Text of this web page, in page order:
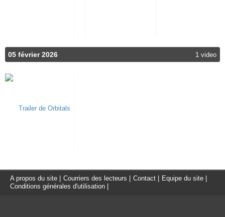
05 février 2026 1 video
A propos du site Courriers des lecteurs Contact Equipe du site
Conditions générales d'utilisation